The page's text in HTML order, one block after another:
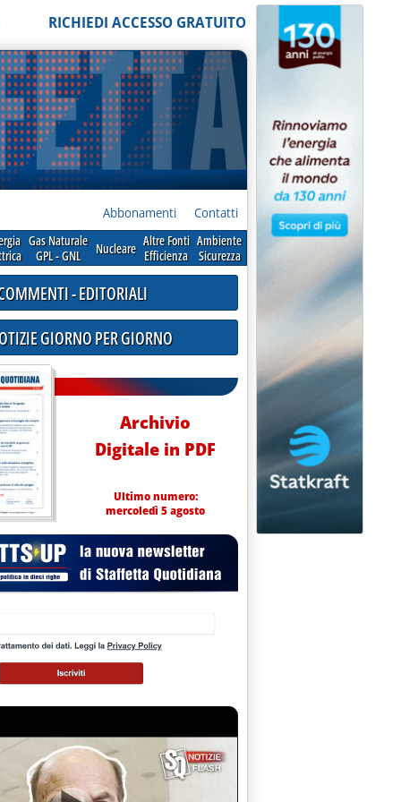
RICHIEDI ACCESSO GRATUITO
Abbonamenti Contatti
Gas Naturale
GPL - GNL
Nucleare Altre Fonti
Efficienza
Ambiente
Sicurezza
- EDITORIALI
GIORNO PER GIORNO
Archivio
Digitale in PDF
Ultimo numero:
mercoledì 5 agosto